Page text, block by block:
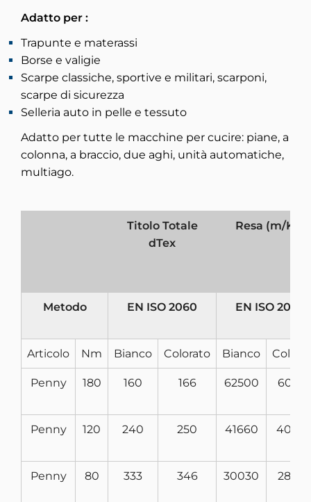
Adatto per :
Trapunte e materassi
Borse e valigie
Scarpe classiche, sportive e militari, scarponi,
scarpe di sicurezza
Selleria auto in pelle e tessuto
Adatto per tutte le macchine per cucire: piane, a
colonna, a braccio, due aghi, unità automatiche,
multiago.
Titolo Totale
dTex
Resa (m/Kg)
Metodo EN ISO 2060 EN ISO 2060
Articolo ­Nm Bianco Colorato Bianco
Penny 180 160 166 62500
Penny 120 240 250 41660
Penny 80 333 346 30030